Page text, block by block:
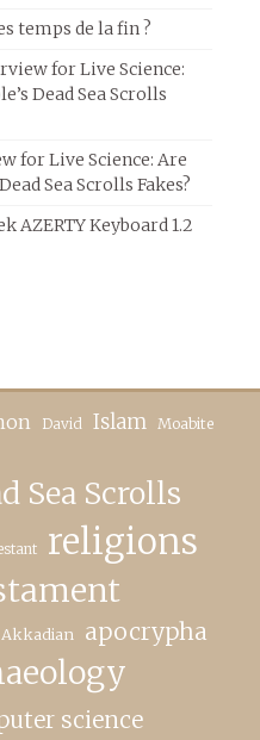
temps de la fin ?
for Live Science:
Dead Sea Scrolls
for Live Science: Are
Sea Scrolls Fakes?
AZERTY Keyboard 1.2
David Islam Moabite
Sea Scrolls
religions
Akkadian apocrypha
science